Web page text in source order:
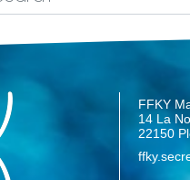
FFKY
14 La
22150